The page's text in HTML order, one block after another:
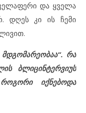
და ყველა
დღეს კი ის ჩემი
რა
ბლიცინტერვიუს
იქნებოდა